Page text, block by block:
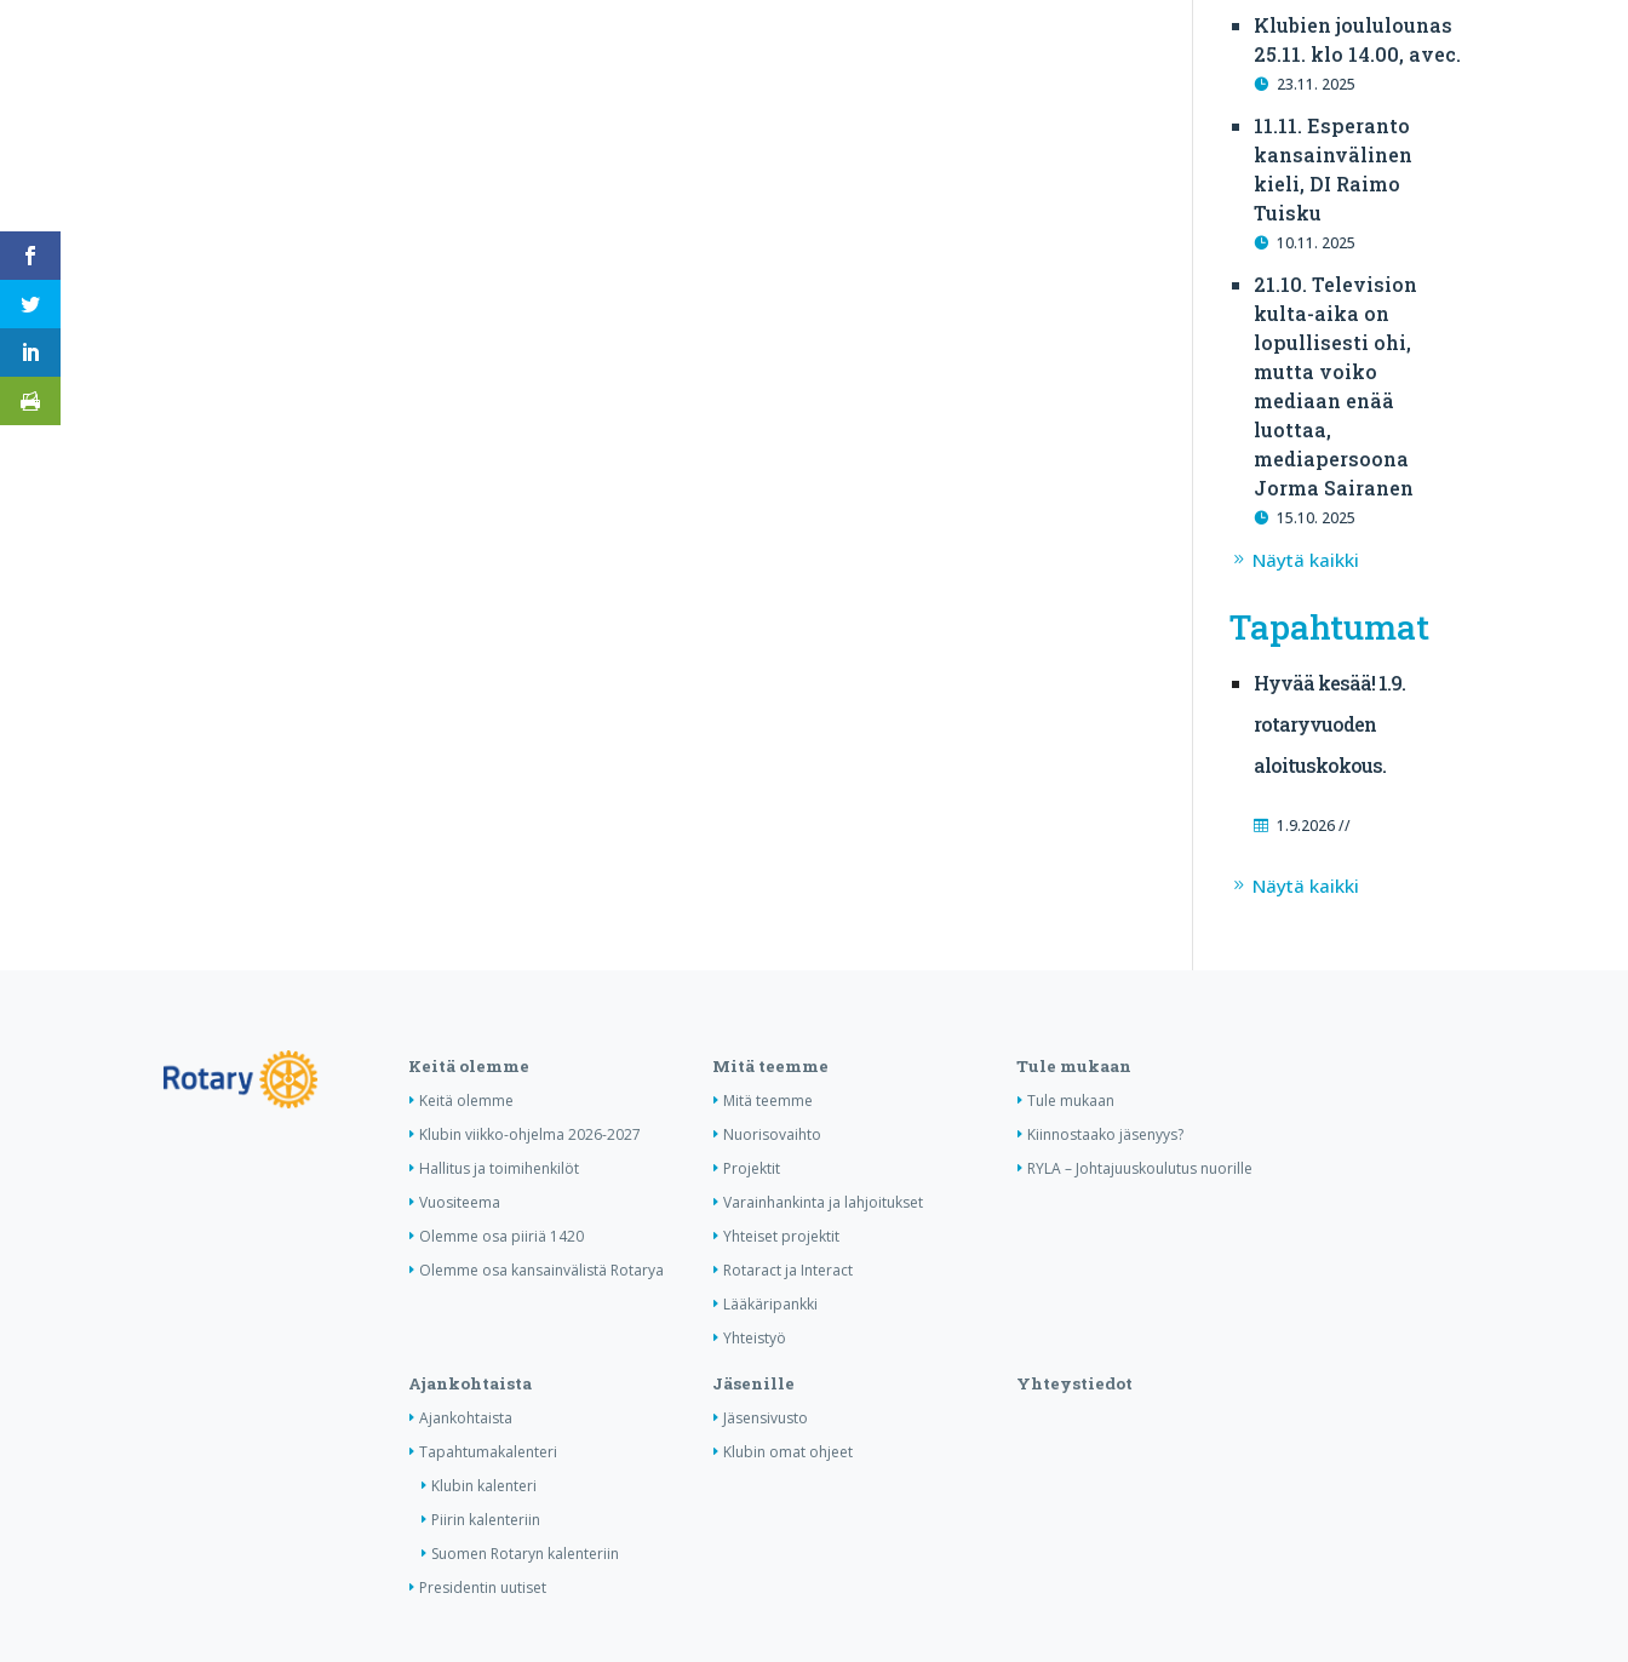
Klubien joululounas
25.11. klo 14.00, avec.
23.11. 2025
11.11. Esperanto
kansainvälinen
kieli, DI Raimo
Tuisku
10.11. 2025
21.10. Television
kulta-aika on
lopullisesti ohi,
mutta voiko
mediaan enää
luottaa,
mediapersoona
Jorma Sairanen
15.10. 2025
Näytä kaikki
Tapahtumat
Hyvää kesää! 1.9.
rotaryvuoden
aloituskokous.
1.9.2026 //
Näytä kaikki
Keitä olemme
Keitä olemme
Klubin viikko-ohjelma 2026-2027
Hallitus ja toimihenkilöt
Vuositeema
Olemme osa piiriä 1420
Olemme osa kansainvälistä Rotarya
Mitä teemme
Mitä teemme
Nuorisovaihto
Projektit
Varainhankinta ja lahjoitukset
Yhteiset projektit
Rotaract ja Interact
Lääkäripankki
Yhteistyö
Tule mukaan
Tule mukaan
Kiinnostaako jäsenyys?
RYLA – Johtajuuskoulutus nuorille
Ajankohtaista
Ajankohtaista
Tapahtumakalenteri
Klubin kalenteri
Piirin kalenteriin
Suomen Rotaryn kalenteriin
Presidentin uutiset
Jäsenille
Jäsensivusto
Klubin omat ohjeet
Yhteystiedot